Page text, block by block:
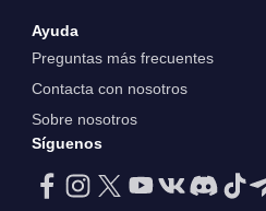
Ayuda
Preguntas más frecuentes
Contacta con nosotros
Sobre nosotros
Síguenos